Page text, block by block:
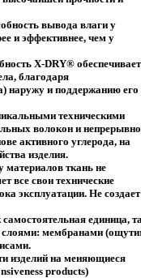
вывода влаги у
и эффективнее, чем у
X-DRY® обеспечивает
благодаря
наружу и поддержанию его
техническими
волокон и
активного углерода, на
изделия.
материалов ткань не
все свои технические
эксплуатации. Не создает
единица,
слоями: мембранами
изделий на меняющиеся
products)